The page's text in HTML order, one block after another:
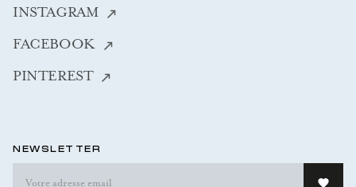
INSTAGRAM
FACEBOOK
PINTEREST
NEWSLETTER